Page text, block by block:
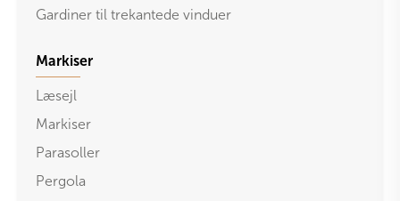
Gardiner til trekantede vinduer
Markiser
Læsejl
Markiser
Parasoller
Pergola